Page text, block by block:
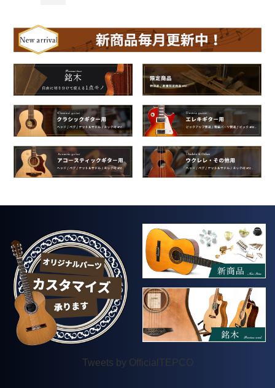
Tweets by OfficialTEPCO